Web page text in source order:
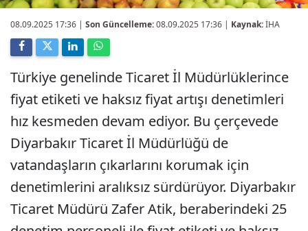
08.09.2025 17:36 | Son Güncelleme:08.09.2025 17:36 | Kaynak:İHA
Türkiye genelinde Ticaret İl Müdürlüklerince
fiyat etiketi ve haksız fiyat artışı denetimleri
hız kesmeden devam ediyor. Bu çerçevede
Diyarbakır Ticaret İl Müdürlüğü de
vatandaşların çıkarlarını korumak için
denetimlerini aralıksız sürdürüyor. Diyarbakır
Ticaret Müdürü Zafer Atik, beraberindeki 25